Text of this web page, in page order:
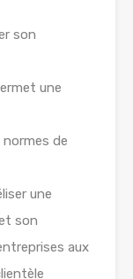
son
une
de
une
son
aux